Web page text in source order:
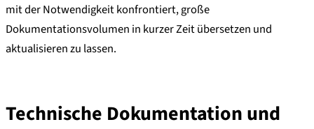
mit der Notwendigkeit konfrontiert, große
Dokumentationsvolumen in kurzer Zeit übersetzen und
aktualisieren zu lassen.
Technische Dokumentation und